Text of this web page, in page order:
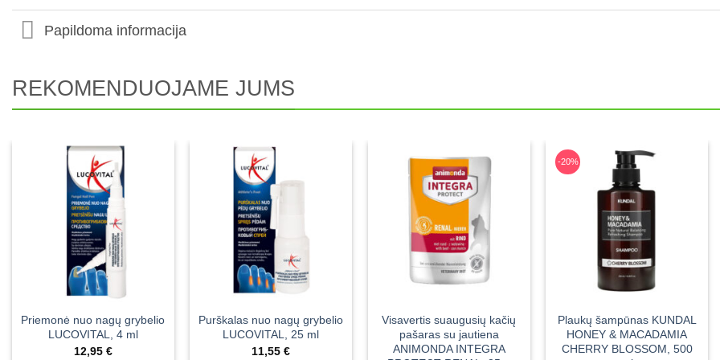
Papildoma informacija
REKOMENDUOJAME JUMS
Priemonė nuo nagų grybelio
LUCOVITAL, 4 ml
12,95 €
Purškalas nuo nagų grybelio
LUCOVITAL, 25 ml
11,55€
Visavertis suaugusių kačių
pašaras su jautiena
ANIMONDA INTEGRA
-20%
Plaukų šampūnas KUNDAL
HONEY & MACADAMIA
CHERRY BLOSSOM, 500